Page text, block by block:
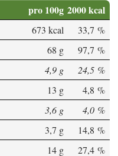
pro 100g 2000 kcal
673 kcal
33,7 %
68 g
97,7 %
4,9 g
24,5 %
13 g
4,8 %
3,6 g
4,0 %
3,7 g
14,8 %
14 g
27,4 %